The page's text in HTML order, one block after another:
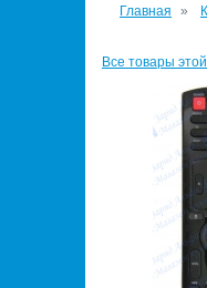
Главная
Все товары